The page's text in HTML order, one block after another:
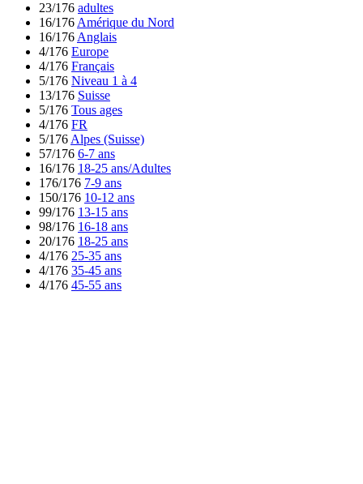
23/176 adultes
16/176 Amérique du Nord
16/176 Anglais
4/176 Europe
4/176 Français
5/176 Niveau 1 à 4
13/176 Suisse
5/176 Tous ages
4/176 FR
5/176 Alpes (Suisse)
57/176 6-7 ans
16/176 18-25 ans/Adultes
176/176 7-9 ans
150/176 10-12 ans
99/176 13-15 ans
98/176 16-18 ans
20/176 18-25 ans
4/176 25-35 ans
4/176 35-45 ans
4/176 45-55 ans